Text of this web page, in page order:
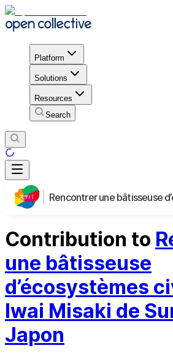
Platform
Solutions
Resources
Search
Contribution to
une bâtisseuse
d’écosystèmes
Iwai Misaki de
Japon